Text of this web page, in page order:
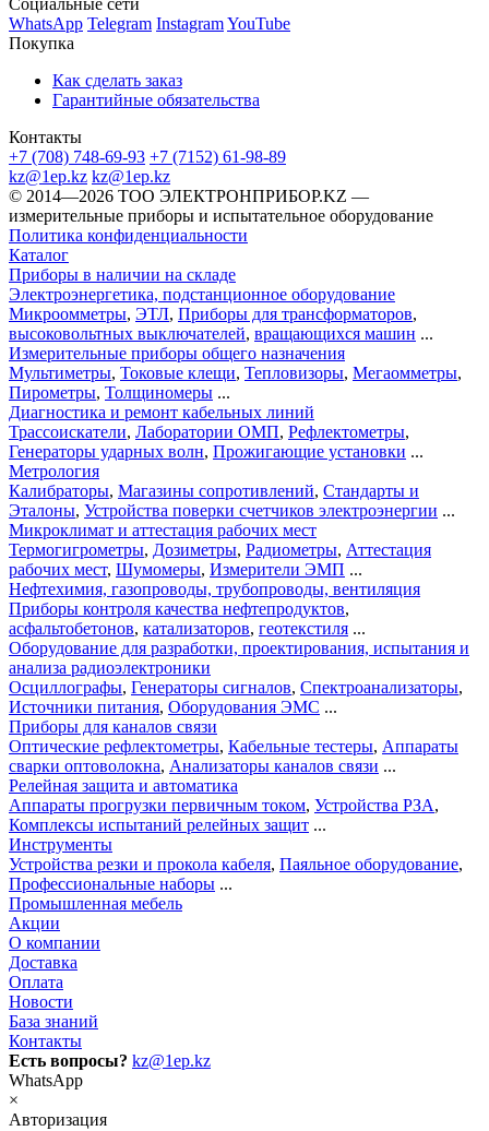
Социальные сети
WhatsApp Telegram InstagramYouTube
Покупка
Как сделать заказ
Гарантийные обязательства
Контакты
+7 (708) 748-69-93 +7 (7152) 61-98-89
kz@1ep.kz kz@1ep.kz
©️ 2014—2026 ТОО ЭЛЕКТРОНПРИБОР.KZ —
измерительные приборы и испытательное оборудование
Политика конфиденциальности
Каталог
Приборы в наличии на складе
Электроэнергетика, подстанционное оборудование
Микроомметры, ЭТЛ, Приборы для трансформаторов,
высоковольтных выключателей, вращающихся машин ...
Измерительные приборы общего назначения
Мультиметры, Токовые клещи, Тепловизоры, Мегаомметры,
Пирометры, Толщиномеры ...
Диагностика и ремонт кабельных линий
Трассоискатели, Лаборатории ОМП, Рефлектометры,
Генераторы ударных волн, Прожигающие установки ...
Метрология
Калибраторы, Магазины сопротивлений, Стандарты и
Эталоны, Устройства поверки счетчиков электроэнергии ...
Микроклимат и аттестация рабочих мест
Термогигрометры, Дозиметры, Радиометры, Аттестация
рабочих мест, Шумомеры, Измерители ЭМП ...
Нефтехимия, газопроводы, трубопроводы, вентиляция
Приборы контроля качества нефтепродуктов,
асфальтобетонов, катализаторов, геотекстиля ...
Оборудование для разработки, проектирования, испытания и
анализа радиоэлектроники
Осциллографы, Генераторы сигналов, Спектроанализаторы,
Источники питания, Оборудования ЭМС ...
Приборы для каналов связи
Оптические рефлектометры, Кабельные тестеры, Аппараты
сварки оптоволокна, Анализаторы каналов связи ...
Релейная защита и автоматика
Аппараты прогрузки первичным током, Устройства РЗА,
Комплексы испытаний релейных защит ...
Инструменты
Устройства резки и прокола кабеля, Паяльное оборудование,
Профессиональные наборы ...
Промышленная мебель
Акции
О компании
Доставка
Оплата
Новости
База знаний
Контакты
Есть вопросы? kz@1ep.kz
WhatsApp
×
Авторизация